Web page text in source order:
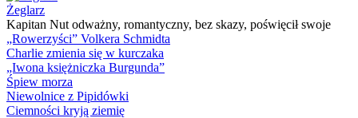
Żeglarz
Kapitan Nut odważny, romantyczny, bez skazy, poświęcił swoje
„Rowerzyści” Volkera Schmidta
Charlie zmienia się w kurczaka
„Iwona księżniczka Burgunda”
Śpiew morza
Niewolnice z Pipidówki
Ciemności kryją ziemię